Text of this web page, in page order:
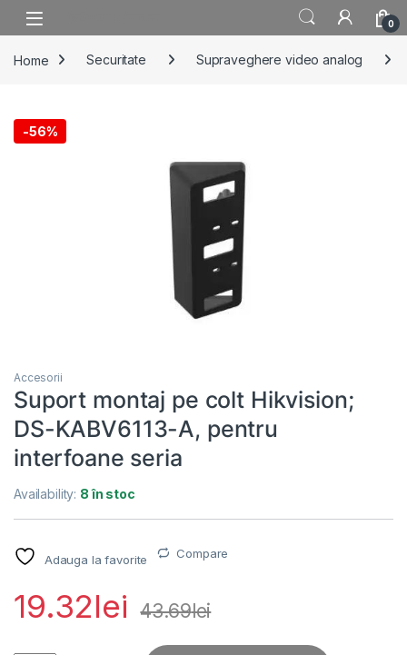
Skip to navigation
Skip to content
0
Home Securitate Supraveghere video analog
-56%
Accesorii
Suport montaj pe colt Hikvision;
DS-KABV6113-A, pentru
interfoane seria
Availability: 8 în stoc
Adauga la favorite Compare
19.32lei 43.69lei